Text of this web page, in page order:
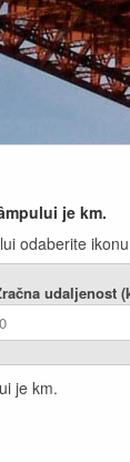
jekm.
odaberite
udaljenost
je km.